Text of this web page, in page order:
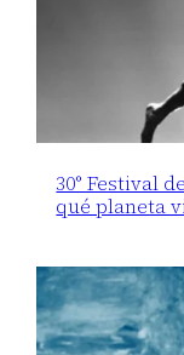
30° Festival
qué planeta